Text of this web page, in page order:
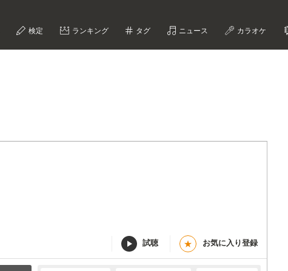
検定 ランキング タグ ニュース カラオケ
試聴 ★ お気に入り登録